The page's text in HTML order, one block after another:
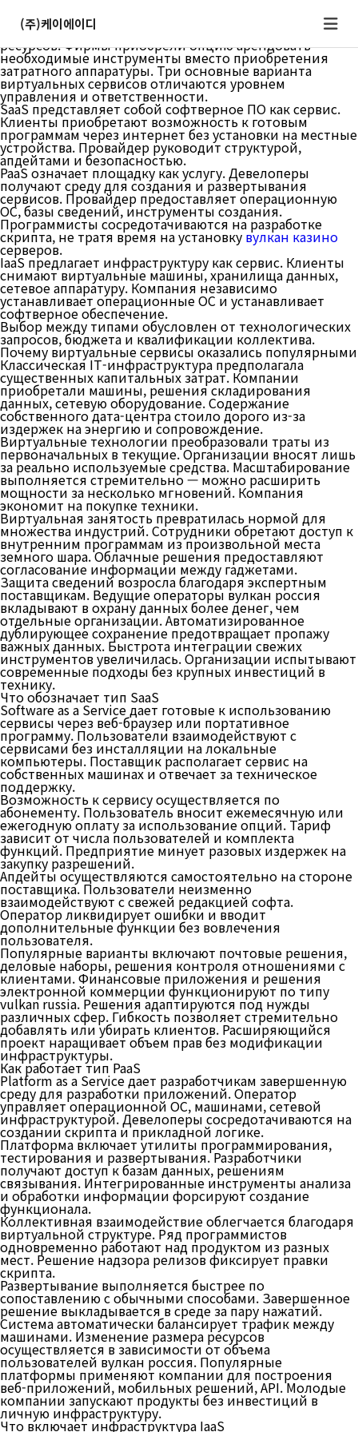
(주)케이에이디
Виртуальные технологии поменяли метод к
применению программного ПО и вычислительных
ресурсов. Фирмы приобрели опцию арендовать
необходимые инструменты вместо приобретения
затратного аппаратуры. Три основные варианта
виртуальных сервисов отличаются уровнем
управления и ответственности.
SaaS представляет собой софтверное ПО как сервис.
Клиенты приобретают возможность к готовым
программам через интернет без установки на местные
устройства. Провайдер руководит структурой,
апдейтами и безопасностью.
PaaS означает площадку как услугу. Девелоперы
получают среду для создания и развертывания
сервисов. Провайдер предоставляет операционную
ОС, базы сведений, инструменты создания.
Программисты сосредотачиваются на разработке
скрипта, не тратя время на установку вулкан казино
серверов.
IaaS предлагает инфраструктуру как сервис. Клиенты
снимают виртуальные машины, хранилища данных,
сетевое аппаратуру. Компания независимо
устанавливает операционные ОС и устанавливает
софтверное обеспечение.
Выбор между типами обусловлен от технологических
запросов, бюджета и квалификации коллектива.
Почему виртуальные сервисы оказались популярными
Классическая IT-инфраструктура предполагала
существенных капитальных затрат. Компании
приобретали машины, решения складирования
данных, сетевую оборудование. Содержание
собственного дата-центра стоило дорого из-за
издержек на энергию и сопровождение.
Виртуальные технологии преобразовали траты из
первоначальных в текущие. Организации вносят лишь
за реально используемые средства. Масштабирование
выполняется стремительно — можно расширить
мощности за несколько мгновений. Компания
экономит на покупке техники.
Виртуальная занятость превратилась нормой для
множества индустрий. Сотрудники обретают доступ к
внутренним программам из произвольной места
земного шара. Облачные решения предоставляют
согласование информации между гаджетами.
Защита сведений возросла благодаря экспертным
поставщикам. Ведущие операторы вулкан россия
вкладывают в охрану данных более денег, чем
отдельные организации. Автоматизированное
дублирующее сохранение предотвращает пропажу
важных данных. Быстрота интеграции свежих
инструментов увеличилась. Организации испытывают
современные подходы без крупных инвестиций в
технику.
Что обозначает тип SaaS
Software as a Service дает готовые к использованию
сервисы через веб-браузер или портативное
программу. Пользователи взаимодействуют с
сервисами без инсталляции на локальные
компьютеры. Поставщик располагает сервис на
собственных машинах и отвечает за техническое
поддержку.
Возможность к сервису осуществляется по
абонементу. Пользователь вносит ежемесячную или
ежегодную оплату за использование опций. Тариф
зависит от числа пользователей и комплекта
функций. Предприятие минует разовых издержек на
закупку разрешений.
Апдейты осуществляются самостоятельно на стороне
поставщика. Пользователи неизменно
взаимодействуют с свежей редакцией софта.
Оператор ликвидирует ошибки и вводит
дополнительные функции без вовлечения
пользователя.
Популярные варианты включают почтовые решения,
деловые наборы, решения контроля отношениями с
клиентами. Финансовые приложения и решения
электронной коммерции функционируют по типу
vulkan russia. Решения адаптируются под нужды
различных сфер. Гибкость позволяет стремительно
добавлять или убирать клиентов. Расширяющийся
проект наращивает объем прав без модификации
инфраструктуры.
Как работает тип PaaS
Platform as a Service дает разработчикам завершенную
среду для разработки приложений. Оператор
управляет операционной ОС, машинами, сетевой
инфраструктурой. Девелоперы сосредотачиваются на
создании скрипта и прикладной логике.
Платформа включает утилиты программирования,
тестирования и развертывания. Разработчики
получают доступ к базам данных, решениям
связывания. Интегрированные инструменты анализа
и обработки информации форсируют создание
функционала.
Коллективная взаимодействие облегчается благодаря
виртуальной структуре. Ряд программистов
одновременно работают над продуктом из разных
мест. Решение надзора релизов фиксирует правки
скрипта.
Развертывание выполняется быстрее по
сопоставлению с обычными способами. Завершенное
решение выкладывается в среде за пару нажатий.
Система автоматически балансирует трафик между
машинами. Изменение размера ресурсов
осуществляется в зависимости от объема
пользователей вулкан россия. Популярные
платформы применяют компании для построения
веб-приложений, мобильных решений, API. Молодые
компании запускают продукты без инвестиций в
личную инфраструктуру.
Что включает инфраструктура IaaS